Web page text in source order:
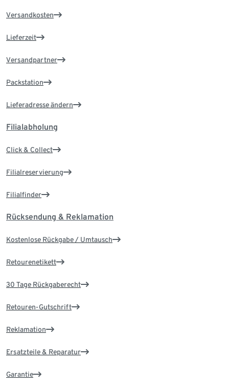
Versandkosten
Lieferzeit
Versandpartner
Packstation
Lieferadresse ändern
Filialabholung
Click & Collect
Filialreservierung
Filialfinder
Rücksendung & Reklamation
Kostenlose Rückgabe / Umtausch
Retourenetikett
30 Tage Rückgaberecht
Retouren-Gutschrift
Reklamation
Ersatzteile & Reparatur
Garantie